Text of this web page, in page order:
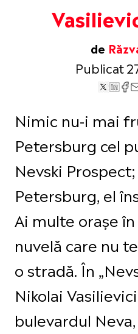
de
Publicat
Nimic nu-i mai
Petersburg cel
Nevski
Petersburg, el
Ai multe orașe
nuvelă care nu
o stradă. În
Nikolai
bulevardul